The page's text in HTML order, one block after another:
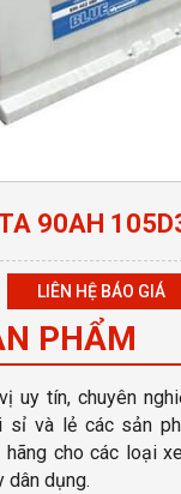
90AH
LIÊN HỆ BÁO GIÁ
PHẨM
uy tín, chuyên
sỉ và lẻ các sản
cho các loại
dân dụng.